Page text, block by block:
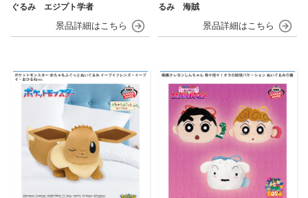
ぐるみ エジプト学者
るみ 海賊